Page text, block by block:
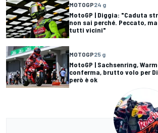
MOTOGP24 g
MotoGP | Diggia: "Caduta
non sai perché. Peccato,
tutti vicini"
MOTOGP25 g
MotoGP | Sachsenring,
conferma, brutto volo per
però è ok